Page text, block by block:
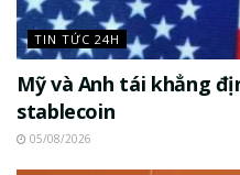
TIN TỨC 24H
Mỹ và Anh tái khẳng
stablecoin
05/08/2026